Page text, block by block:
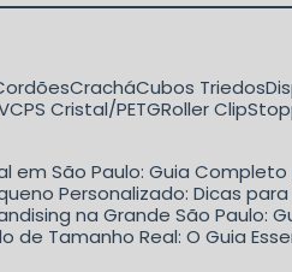
Cordões Crachá Cubos Triedos
PS Cristal/PETG Roller Clip
em São Paulo: Guia
Personalizado: Dicas
na Grande São Paulo:
de Tamanho Real: O Guia